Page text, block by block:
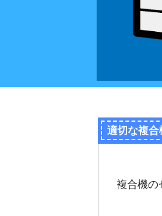
適切な複合
複合機の